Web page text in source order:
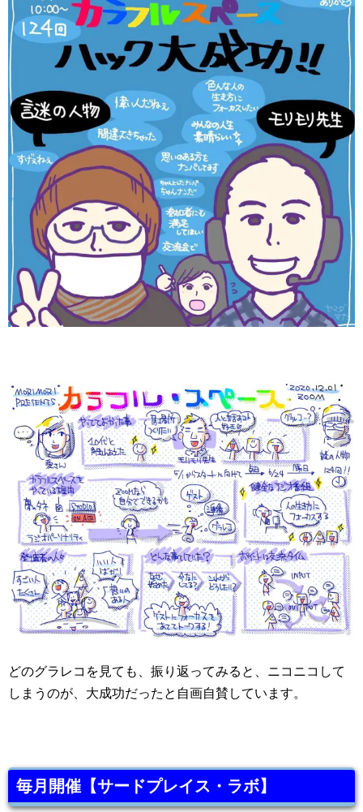
どのグラレコを見ても、振り返ってみると、ニコニコして
しまうのが、大成功だったと自画自賛しています。
毎月開催【サードプレイス・ラボ】